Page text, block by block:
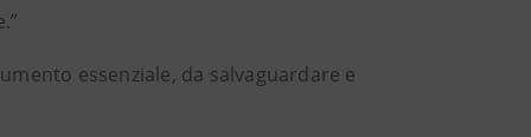
essenziale, da salvaguardare e